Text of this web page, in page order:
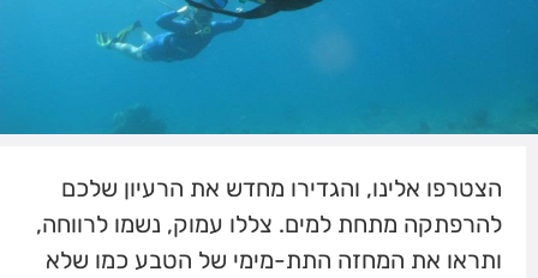
הצטרפו אלינו, והגדירו מחדש את הרעיון שלכם
להרפתקה מתחת למים. צללו עמוק, נשמו לרווחה,
ותראו את המחזה התת-מימי של הטבע כמו שלא